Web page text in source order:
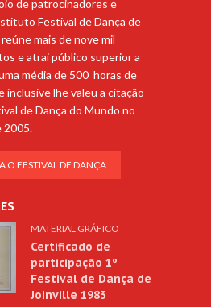
de patrocinadores e
Festival de Dança de
mais de nove mil
e atrai público superior a
média de 500 horas de
inclusive lhe valeu a citação
de Dança do Mundo no
2005.
O FESTIVAL DE DANÇA
MATERIAL GRÁFICO
Certificado de
participação 1º
Festival de Dança de
Joinville 1983